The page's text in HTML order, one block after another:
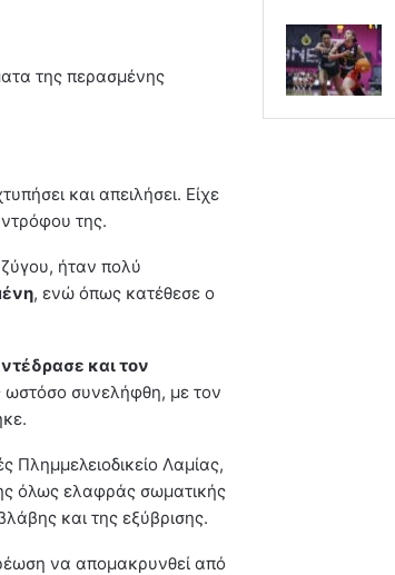
της περασμένης
και απειλήσει. Είχε
της.
ήταν πολύ
, ενώ όπως κατέθεσε ο
και τον
ωστόσο συνελήφθη, με τον
Πλημμελειοδικείο Λαμίας,
όλως ελαφράς σωματικής
και της εξύβρισης.
να απομακρυνθεί από